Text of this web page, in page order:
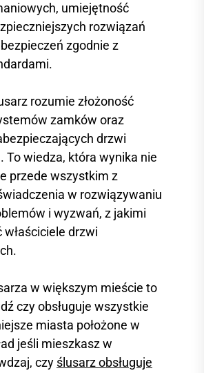
umiejętność
rozwiązań
zgodnie z
rozumie złożoność
zamków oraz
drzwi
To wiedza, która wynika nie
przede wszystkim z
w rozwiązywaniu
i wyzwań, z jakimi
drzwi
w większym mieście to
czy obsługuje wszystkie
miasta położone w
jeśli mieszkasz w
czy ślusarz obsługuje